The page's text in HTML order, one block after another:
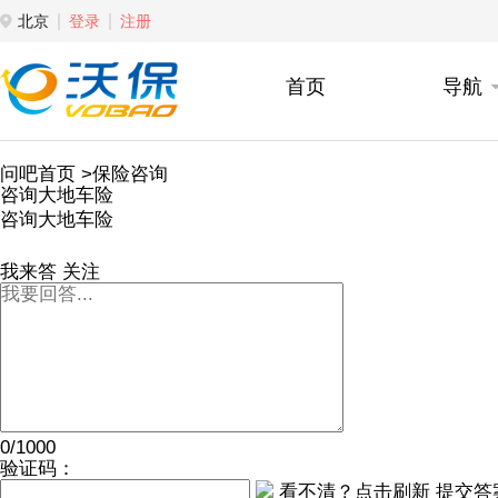
北京 登录 注册
首页 导航
问吧首页 >保险咨询
咨询大地车险
咨询大地车险
我来答 关注
0/1000
验证码：
看不清？点击刷新 提交答